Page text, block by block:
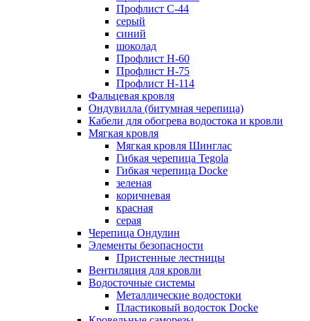
Профлист С-44
серый
синий
шоколад
Профлист Н-60
Профлист Н-75
Профлист H-114
Фальцевая кровля
Ондувилла (битумная черепица)
Кабели для обогрева водостока и кровли
Мягкая кровля
Мягкая кровля Шинглас
Гибкая черепица Tegola
Гибкая черепица Docke
зеленая
коричневая
красная
серая
Черепица Ондулин
Элементы безопасности
Пристенные лестницы
Вентиляция для кровли
Водосточные системы
Металлические водостоки
Пластиковый водосток Docke